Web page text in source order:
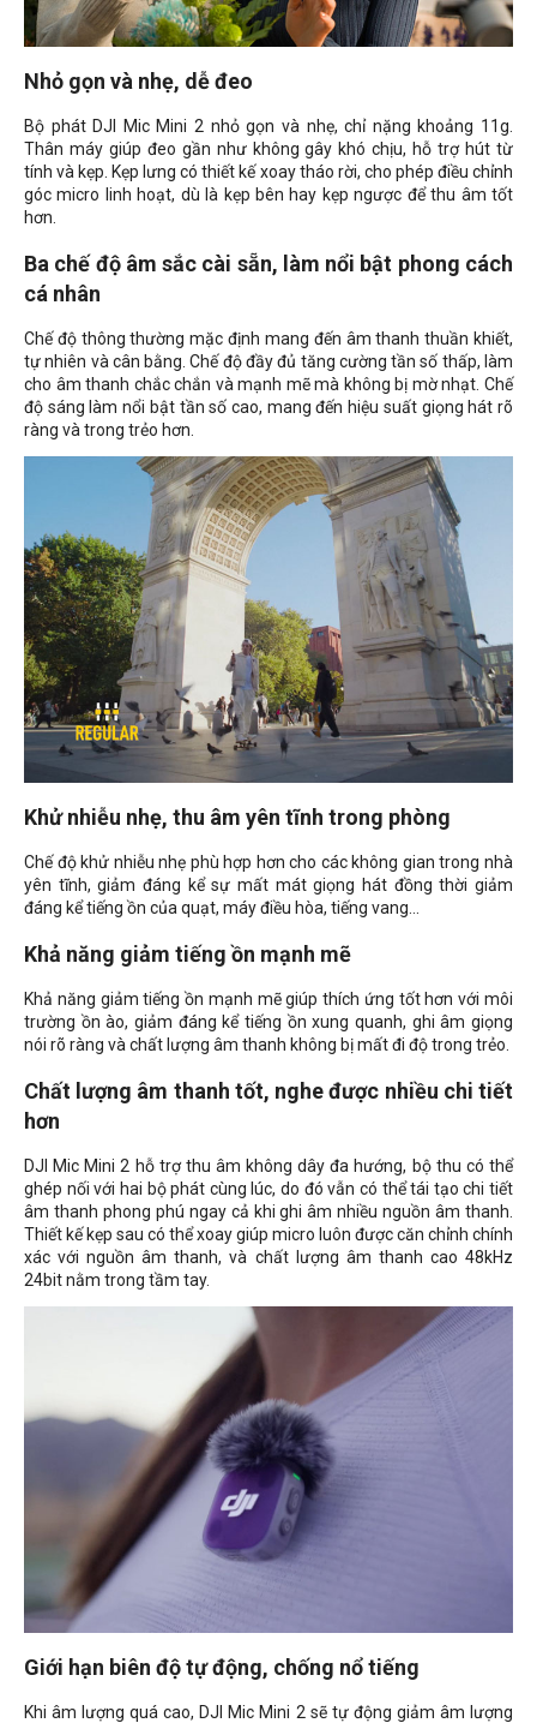
Nhỏ gọn và nhẹ, dễ đeo
Bộ phát DJI Mic Mini 2 nhỏ gọn và nhẹ, chỉ nặng khoảng 11g.
Thân máy giúp đeo gần như không gây khó chịu, hỗ trợ hút từ
tính và kẹp. Kẹp lưng có thiết kế xoay tháo rời, cho phép điều chỉnh
góc micro linh hoạt, dù là kẹp bên hay kẹp ngược để thu âm tốt
hơn.
Ba chế độ âm sắc cài sẵn, làm nổi bật phong cách
cá nhân
Chế độ thông thường mặc định mang đến âm thanh thuần khiết,
tự nhiên và cân bằng. Chế độ đầy đủ tăng cường tần số thấp, làm
cho âm thanh chắc chắn và mạnh mẽ mà không bị mờ nhạt. Chế
độ sáng làm nổi bật tần số cao, mang đến hiệu suất giọng hát rõ
ràng và trong trẻo hơn.
Khử nhiễu nhẹ, thu âm yên tĩnh trong phòng
Chế độ khử nhiễu nhẹ phù hợp hơn cho các không gian trong nhà
yên tĩnh, giảm đáng kể sự mất mát giọng hát đồng thời giảm
đáng kể tiếng ồn của quạt, máy điều hòa, tiếng vang...
Khả năng giảm tiếng ồn mạnh mẽ
Khả năng giảm tiếng ồn mạnh mẽ giúp thích ứng tốt hơn với môi
trường ồn ào, giảm đáng kể tiếng ồn xung quanh, ghi âm giọng
nói rõ ràng và chất lượng âm thanh không bị mất đi độ trong trẻo.
Chất lượng âm thanh tốt, nghe được nhiều chi tiết
hơn
DJI Mic Mini 2 hỗ trợ thu âm không dây đa hướng, bộ thu có thể
ghép nối với hai bộ phát cùng lúc, do đó vẫn có thể tái tạo chi tiết
âm thanh phong phú ngay cả khi ghi âm nhiều nguồn âm thanh.
Thiết kế kẹp sau có thể xoay giúp micro luôn được căn chỉnh chính
xác với nguồn âm thanh, và chất lượng âm thanh cao 48kHz
24bit nằm trong tầm tay.
Giới hạn biên độ tự động, chống nổ tiếng
Khi âm lượng quá cao, DJI Mic Mini 2 sẽ tự động giảm âm lượng